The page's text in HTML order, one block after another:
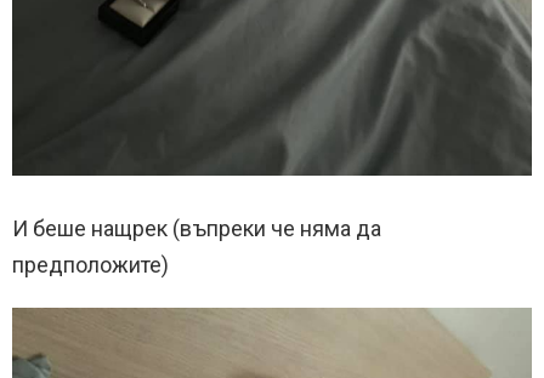
И беше нащрек (въпреки че няма да
предположите)